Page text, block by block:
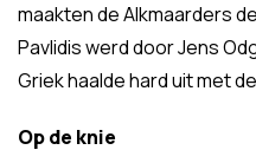
maakten de Alkmaarders
Pavlidis werd door Jens
Griek haalde hard uit met
Op de knie